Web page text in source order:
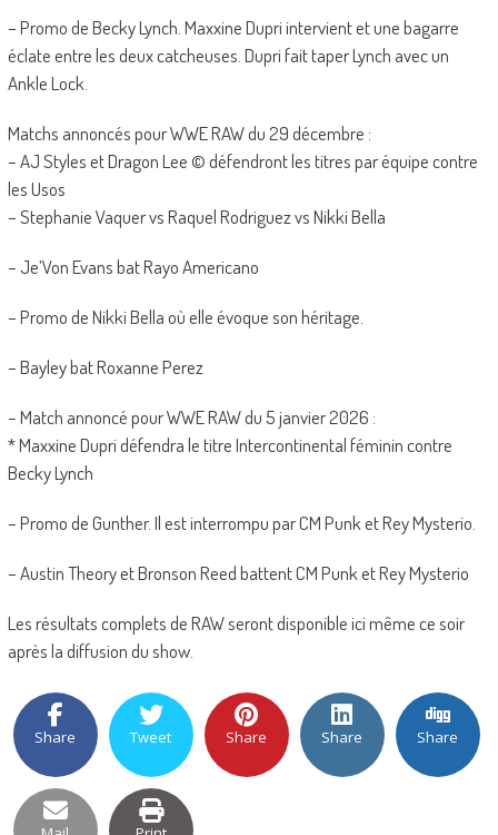
– Promo de Becky Lynch. Maxxine Dupri intervient et une bagarre
éclate entre les deux catcheuses. Dupri fait taper Lynch avec un
Ankle Lock.
Matchs annoncés pour WWE RAW du 29 décembre :
– AJ Styles et Dragon Lee © défendront les titres par équipe contre
les Usos
– Stephanie Vaquer vs Raquel Rodriguez vs Nikki Bella
– Je’Von Evans bat Rayo Americano
– Promo de Nikki Bella où elle évoque son héritage.
– Bayley bat Roxanne Perez
– Match annoncé pour WWE RAW du 5 janvier 2026 :
* Maxxine Dupri défendra le titre Intercontinental féminin contre
Becky Lynch
– Promo de Gunther. Il est interrompu par CM Punk et Rey Mysterio.
– Austin Theory et Bronson Reed battent CM Punk et Rey Mysterio
Les résultats complets de RAW seront disponible ici même ce soir
après la diffusion du show.
Share Tweet Share Share Share